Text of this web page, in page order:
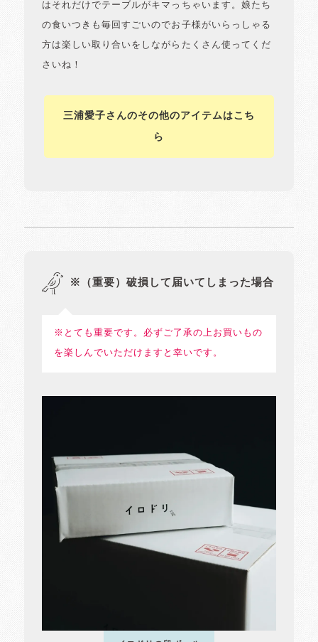
はそれだけでテーブルがキマっちゃいます。娘たち
の食いつきも毎回すごいのでお子様がいらっしゃる
方は楽しい取り合いをしながらたくさん使ってくだ
さいね！
三浦愛子さんのその他のアイテムはこち
ら
※（重要）破損して届いてしまった場合
※とても重要です。必ずご了承の上お買いもの
を楽しんでいただけますと幸いです。